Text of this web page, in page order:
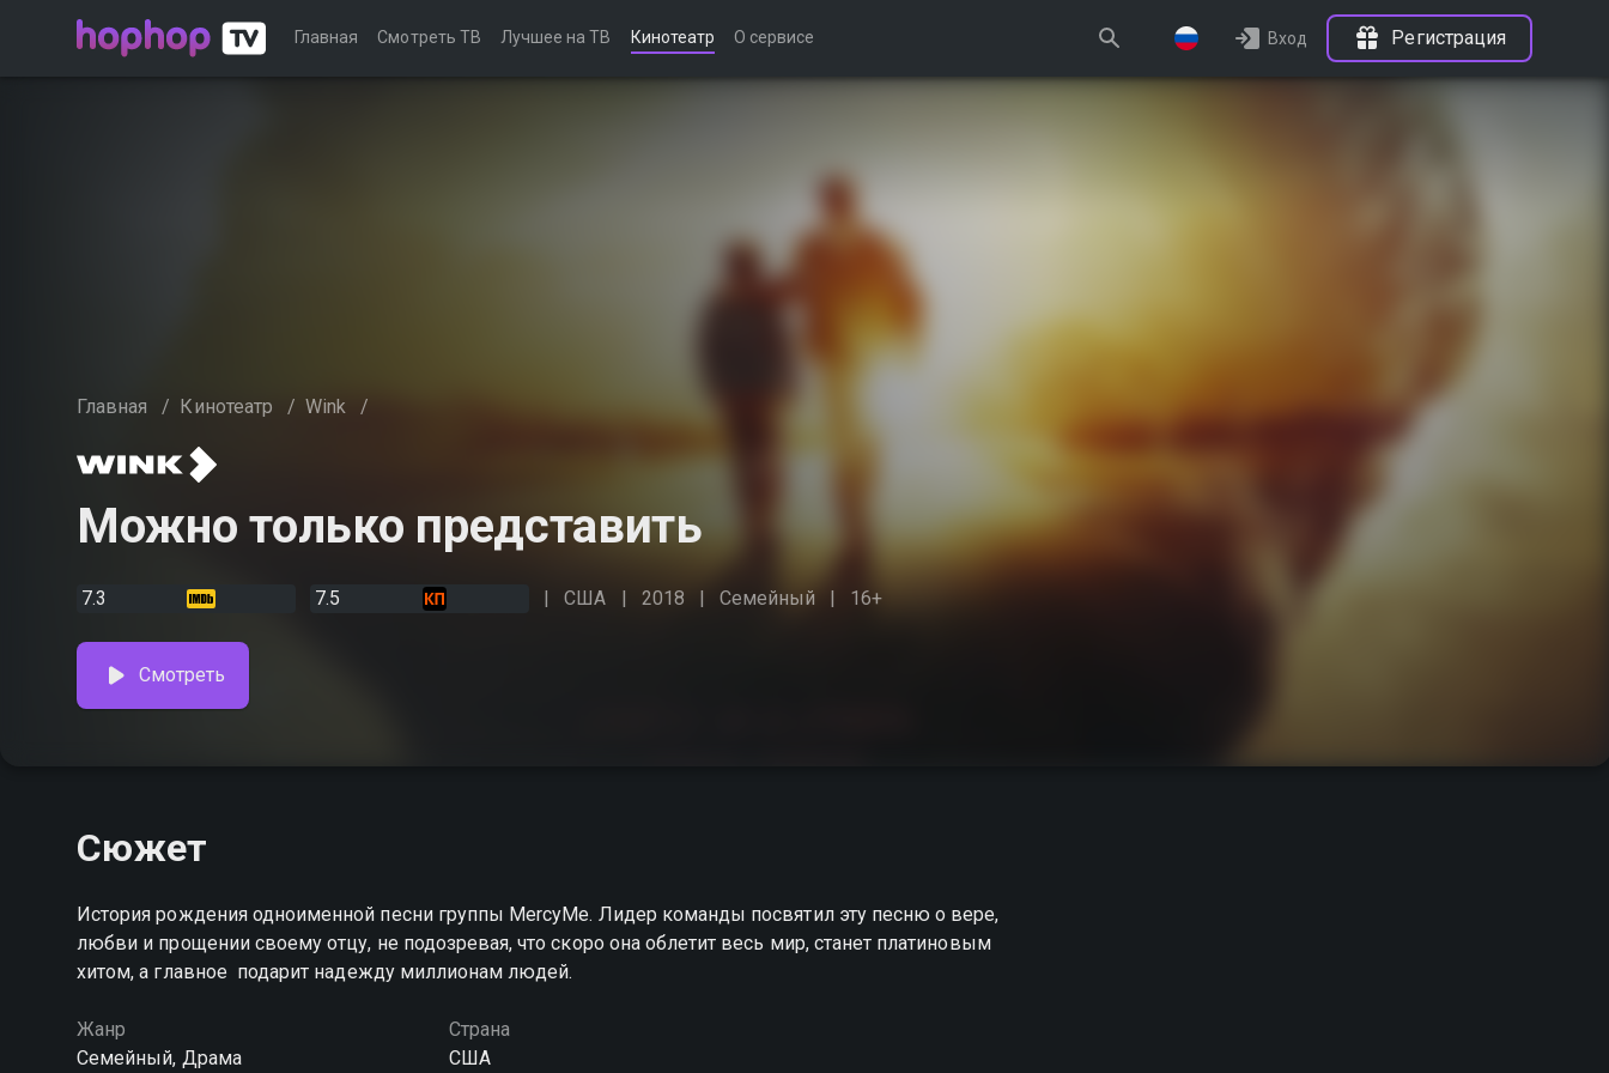
Главная Смотреть ТВ Лучшее на ТВ Кинотеатр О сервисе Вход Регистрация
Главная / Кинотеатр / Wink /
Можно только представить
7.3 7.5 США 2018 Семейный 16+
Смотреть
Сюжет
История рождения одноименной песни группы MercyMe. Лидер команды посвятил эту песню о вере,
любви и прощении своему отцу, не подозревая, что скоро она облетит весь мир, станет платиновым
хитом, а главное  подарит надежду миллионам людей.
Жанр
Семейный, Драма
Страна
США